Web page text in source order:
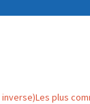
inverse)Les plus